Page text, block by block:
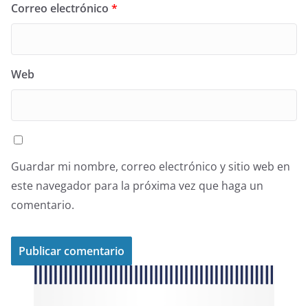
Correo electrónico *
Web
Guardar mi nombre, correo electrónico y sitio web en
este navegador para la próxima vez que haga un
comentario.